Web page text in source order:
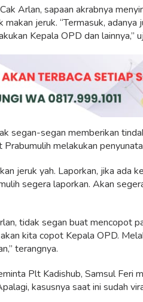
Arlan, sapaan akrabnya
jeruk. “Termasuk, adanya
Kepala OPD dan lainnya,”
segan-segan memberikan
melakukan
jeruk yah. Laporkan, jika ada
segera laporkan. Akan
tidak segan buat mencopot
kita copot Kepala OPD.
terangnya.
Plt Kadishub, Samsul Feri
kasusnya saat ini sudah